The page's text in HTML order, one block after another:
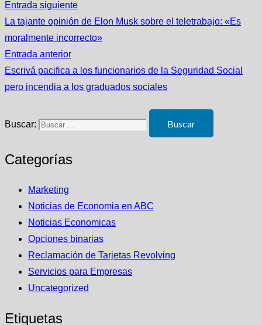
Entrada siguiente
La tajante opinión de Elon Musk sobre el teletrabajo: «Es
moralmente incorrecto»
Entrada anterior
Escrivá pacifica a los funcionarios de la Seguridad Social
pero incendia a los graduados sociales
Buscar:
Categorías
Marketing
Noticias de Economia en ABC
Noticias Economicas
Opciones binarias
Reclamación de Tarjetas Revolving
Servicios para Empresas
Uncategorized
Etiquetas